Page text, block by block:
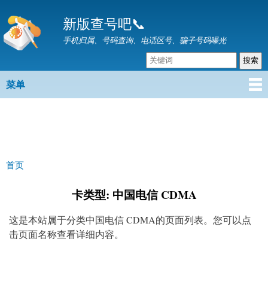
转
到
要
容
新版查号吧📞
手机归属、号码查询、电话区号、骗子号码曝光
主菜单
菜单
你在这里
首页
卡类型: 中国电信 CDMA
这是本站属于分类中国电信 CDMA的页面列表。您可以点
击页面名称查看详细内容。